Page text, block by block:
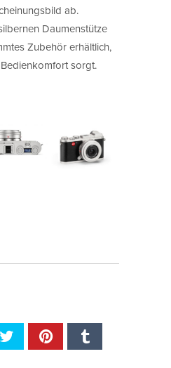
ab.
Daumenstütze
Zubehör erhältlich,
sorgt.